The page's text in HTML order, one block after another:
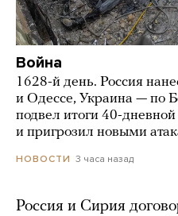
Война
1628-й день. Россия
и Одессе, Украина — по
подвел итоги 40-
и пригрозил новыми
НОВОСТИ 3 часа назад
Россия и Сирия